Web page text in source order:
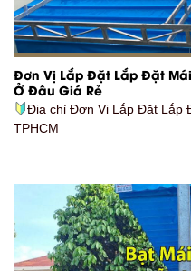
Đơn Vị Lắp Đặt Lắp Đặt
Ở Đâu Giá Rẻ
Địa chỉ Đơn Vị Lắp Đặt Lắp
TPHCM